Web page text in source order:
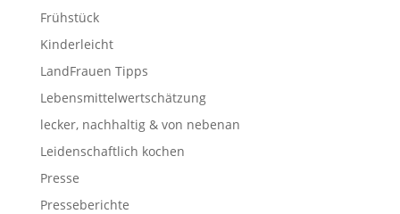
Frühstück
Kinderleicht
LandFrauen Tipps
Lebensmittelwertschätzung
lecker, nachhaltig & von nebenan
Leidenschaftlich kochen
Presse
Presseberichte